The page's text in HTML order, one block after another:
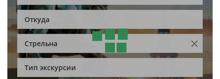
Откуда
Стрельна
Тип экскурсии